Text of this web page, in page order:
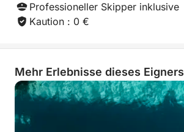
Professioneller Skipper inklusive
Kaution : 0 €
Mehr Erlebnisse dieses Eigners